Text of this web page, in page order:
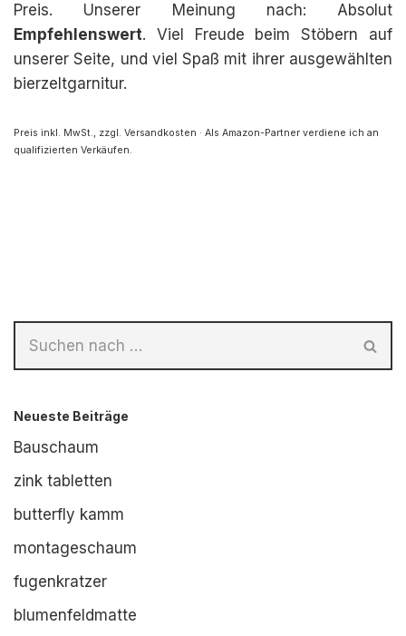
Preis. Unserer Meinung nach: Absolut
Empfehlenswert. Viel Freude beim Stöbern auf
unserer Seite, und viel Spaß mit ihrer ausgewählten
bierzeltgarnitur.
Preis inkl. MwSt., zzgl. Versandkosten · Als Amazon-Partner verdiene ich an
qualifizierten Verkäufen.
Neueste Beiträge
Bauschaum
zink tabletten
butterfly kamm
montageschaum
fugenkratzer
blumenfeldmatte